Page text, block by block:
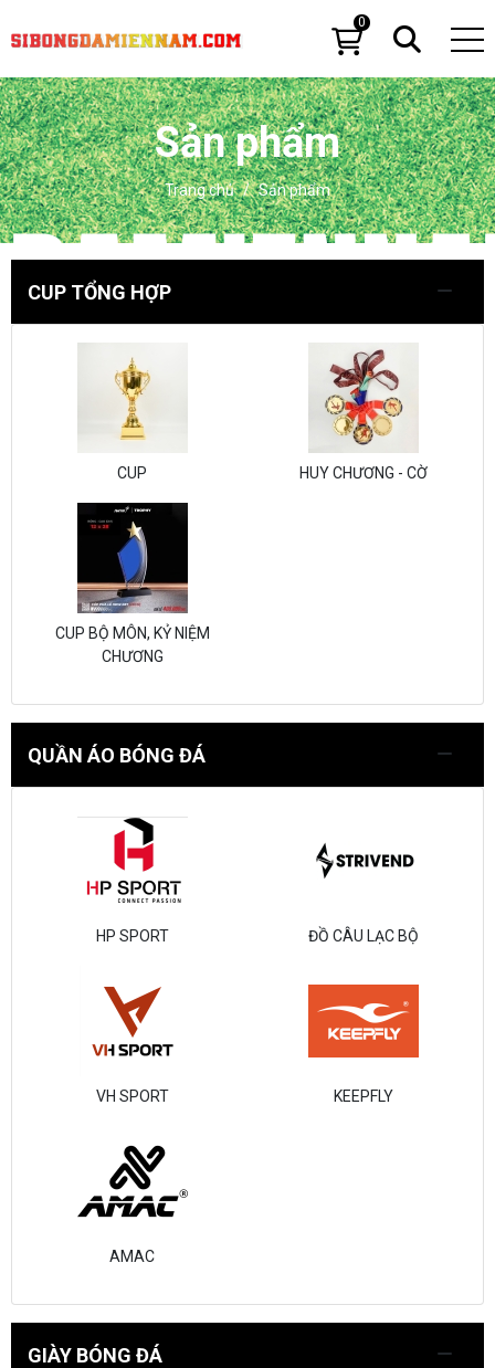
0
Sản phẩm
Trang chủ Sản phẩm
CUP TỔNG HỢP
CUP HUY CHƯƠNG - CỜ
CUP BỘ MÔN, KỶ NIỆM
CHƯƠNG
QUẦN ÁO BÓNG ĐÁ
HP SPORT ĐỒ CÂU LẠC BỘ
VH SPORT KEEPFLY
AMAC
GIÀY BÓNG ĐÁ